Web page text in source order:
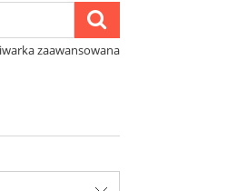
zaawansowana